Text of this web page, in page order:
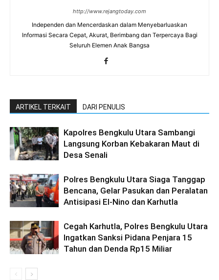
http://www.rejangtoday.com
Independen dan Mencerdaskan dalam Menyebarluaskan
Informasi Secara Cepat, Akurat, Berimbang dan Terpercaya Bagi
Seluruh Elemen Anak Bangsa
ARTIKEL TERKAIT DARI PENULIS
Kapolres Bengkulu Utara Sambangi
Langsung Korban Kebakaran Maut di
Desa Senali
Polres Bengkulu Utara Siaga Tanggap
Bencana, Gelar Pasukan dan Peralatan
Antisipasi El-Nino dan Karhutla
Cegah Karhutla, Polres Bengkulu Utara
Ingatkan Sanksi Pidana Penjara 15
Tahun dan Denda Rp15 Miliar